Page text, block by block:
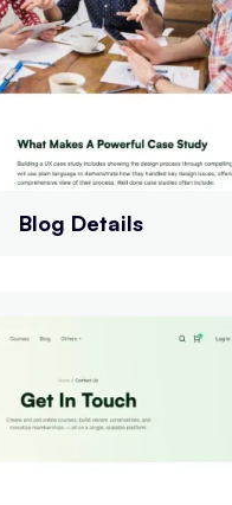
Blog Details